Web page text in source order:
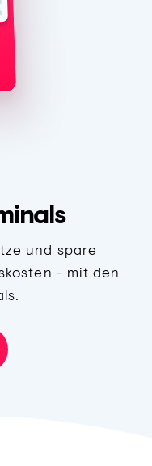
und spare
- mit den